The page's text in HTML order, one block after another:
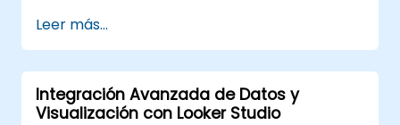
Leer más...
Integración Avanzada de Datos y
Visualización con Looker Studio